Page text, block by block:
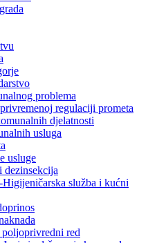
problema
regulaciji prometa
djelatnosti
usluga
usluge
dezinsekcija
Higijeničarska služba i kućni
red